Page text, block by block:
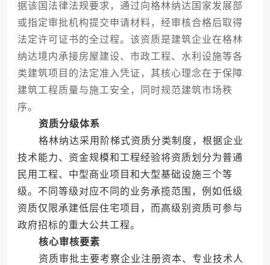
据该国法律法规要求，通过向格林纳达国家发展部
或指定审批机构提交申请材料，经审核合格后取得
法定许可证书的全过程。该资质是建筑企业在格林
纳达境内承接房屋建设、市政工程、水利设施等各
类建筑项目的法定准入凭证，其核心理念在于保障
建筑工程质量与施工安全，同时规范建筑市场秩
序。
资质分级体系
格林纳达采用阶梯式资质分类制度，根据企业
技术能力、资金规模和工程经验将资质划分为普通
民用工程、中型商业项目和大型基础设施三个等
级。不同等级对应不同的业务承揽范围，例如低级
资质仅限承建低层住宅项目，而高级别资质可参与
政府招标的重大公共工程。
核心审核要素
资质审批主要考察企业注册资本、专业技术人